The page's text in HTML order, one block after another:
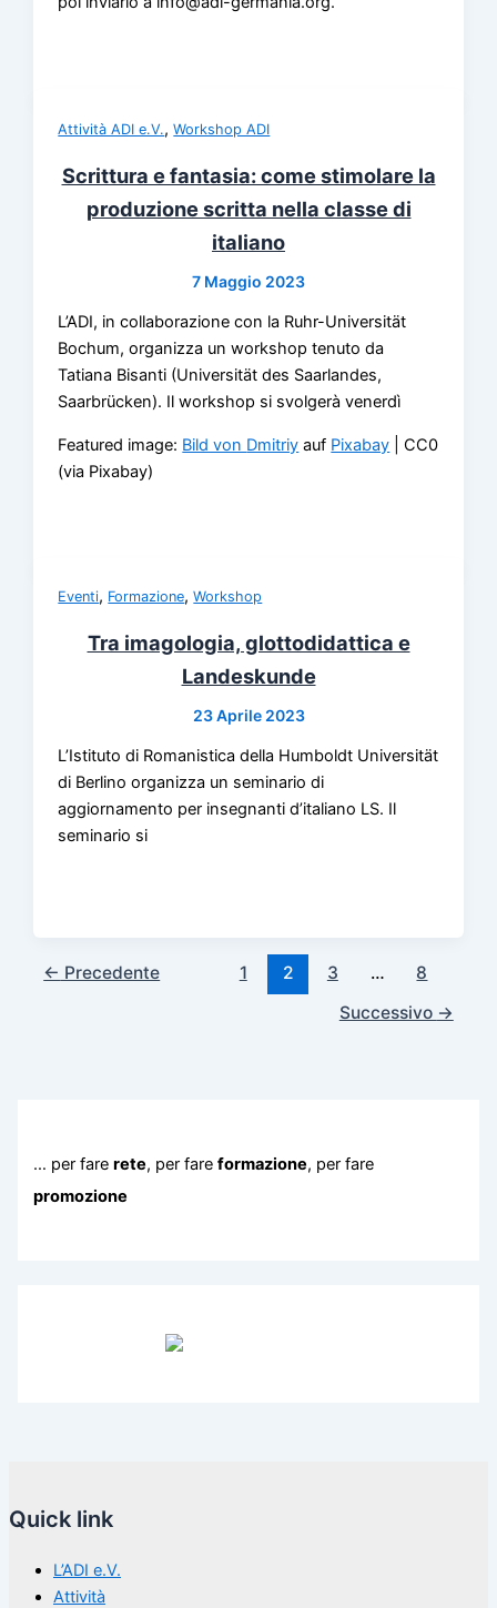
Attività ADI e.V.,Workshop ADI
Scrittura e fantasia: come stimolare la
produzione scritta nella classe di
italiano
7 Maggio 2023
L’ADI, in collaborazione con la Ruhr-Universität
Bochum, organizza un workshop tenuto da
Tatiana Bisanti (Universität des Saarlandes,
Saarbrücken). Il workshop si svolgerà venerdì
Featured image: Bild von Dmitriy auf Pixabay | CC0
(via Pixabay)
Eventi, Formazione,Workshop
Tra imagologia, glottodidattica e
Landeskunde
23 Aprile 2023
L’Istituto di Romanistica della Humboldt Universität
di Berlino organizza un seminario di
aggiornamento per insegnanti d’italiano LS. Il
seminario si
← Precedente 1 2 3 …
8
Successivo →
… per farerete, per fareformazione, per fare
promozione
Quick link
L’ADI e.V.
Attività